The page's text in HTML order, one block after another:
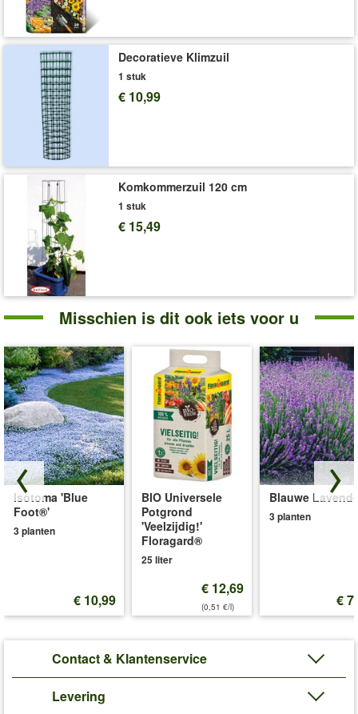
Art.nr.:7001090
Levering omvat:
'Hortensia’s'
Plant- en Verzorgingstips
Decoratieve Klimzuil
1 stuk
€ 10,99
Komkommerzuil 120 cm
1 stuk
€ 15,49
Misschien is dit ook iets voor u
Isotoma 'Blue
Foot®'
3 planten
€ 10,99
BIO Universele
Potgrond
'Veelzijdig!'
Floragard®
25 liter
€ 12,69
(0,51 €/l)
Blauwe
3 planten
€
Contact & Klantenservice
Levering